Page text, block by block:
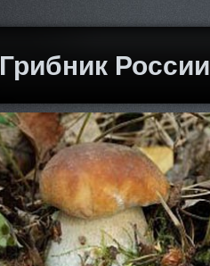
Грибник России